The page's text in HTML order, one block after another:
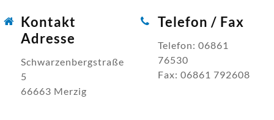
Kontakt
Adresse
Schwarzenbergstraße
5
66663 Merzig
Telefon / Fax
Telefon: 06861
76530
Fax: 06861 792608